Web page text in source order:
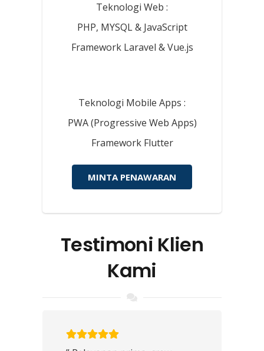
Teknologi Web :
PHP, MYSQL & JavaScript
Framework Laravel & Vue.js
Teknologi Mobile Apps :
PWA (Progressive Web Apps)
Framework Flutter
MINTA PENAWARAN
Testimoni Klien
Kami